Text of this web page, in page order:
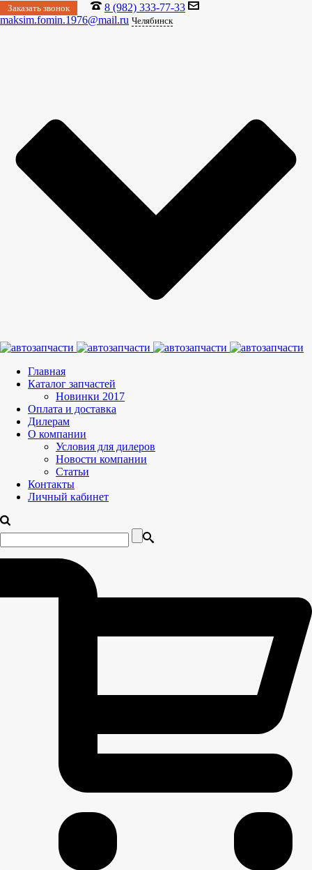
Заказать звонок
8 (982) 333-77-33
maksim.fomin.1976@mail.ru Челябинск
Главная
Каталог запчастей
Новинки 2017
Оплата и доставка
Дилерам
О компании
Условия для дилеров
Новости компании
Статьи
Контакты
Личный кабинет